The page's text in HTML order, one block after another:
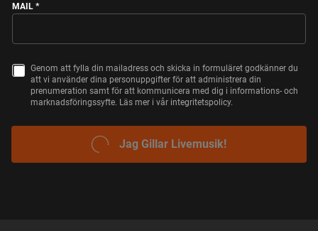
MAIL *
C
B
E
Genom att fylla din mailadress och skicka in formuläret godkänner du
att vi använder dina personuppgifter för att administrera din
prenumeration samt för att kommunicera med dig i informations- och
marknadsföringssyfte. Läs mer i vår integritetspolicy.
JAG GILLAR LIVEMUSIK!